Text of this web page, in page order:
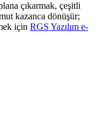
çıkarmak, çeşitli
kazanca dönüşür;
için RGS Yazılım e-